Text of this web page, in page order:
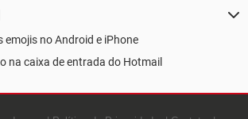
emojis no Android e iPhone
na caixa de entrada do Hotmail